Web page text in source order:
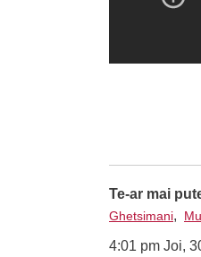
Te-ar mai
Ghetsimani,
4:01 pm Joi,